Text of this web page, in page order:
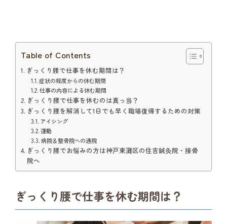
Table of Contents
ぎっくり腰で仕事を休む期間は？
症状の程度からの休む期間
仕事の内容による休む期間
ぎっくり腰で仕事を休むのは真っ当？
ぎっくり腰を解消して1日でも早く職場復帰するための対策
アイシング
運動
病院＆整骨院への通院
ぎっくり腰でお悩みの方は神戸東灘区の住吉鍼灸院・接骨
院へ
ぎっくり腰で仕事を休む期間は？